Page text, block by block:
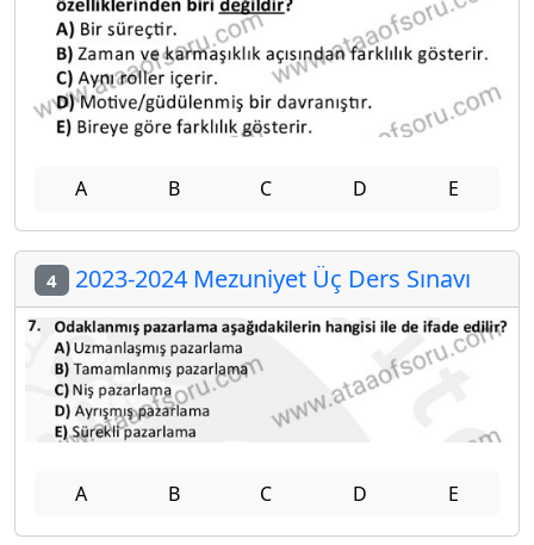
A B C D E
4 2023-2024 Mezuniyet Üç Ders Sınavı
A B C D E